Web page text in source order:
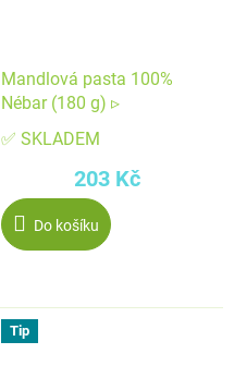
Mandlová pasta 100%
Nébar (180 g) ▹
✅ SKLADEM
203 Kč
Do košíku
Tip